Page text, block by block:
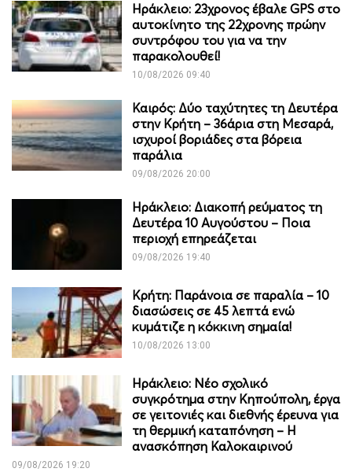
Ηράκλειο: 23χρονος έβαλε GPS στο
αυτοκίνητο της 22χρονης πρώην
συντρόφου του για να την
παρακολουθεί!
10/08/2026 09:40
Καιρός: Δύο ταχύτητες τη Δευτέρα
στην Κρήτη – 36άρια στη Μεσαρά,
ισχυροί βοριάδες στα βόρεια
παράλια
09/08/2026 20:00
Ηράκλειο: Διακοπή ρεύματος τη
Δευτέρα 10 Αυγούστου – Ποια
περιοχή επηρεάζεται
09/08/2026 19:40
Κρήτη: Παράνοια σε παραλία – 10
διασώσεις σε 45 λεπτά ενώ
κυμάτιζε η κόκκινη σημαία!
10/08/2026 13:00
Ηράκλειο: Νέο σχολικό
συγκρότημα στην Κηπούπολη, έργα
σε γειτονιές και διεθνής έρευνα για
τη θερμική καταπόνηση – Η
ανασκόπηση Καλοκαιρινού
09/08/2026 19:20